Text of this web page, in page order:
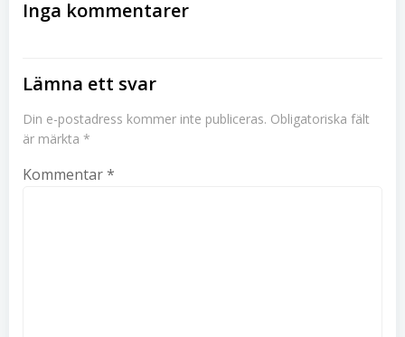
Inga kommentarer
Lämna ett svar
Din e-postadress kommer inte publiceras. Obligatoriska fält
är märkta *
Kommentar*